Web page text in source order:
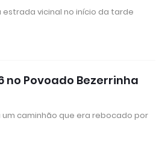
vicinal no início da tarde
no Povoado Bezerrinha
caminhão que era rebocado por